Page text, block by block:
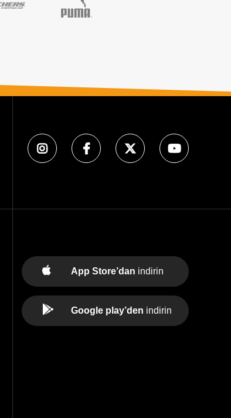
App Store’dan indirin
Google play’den indirin